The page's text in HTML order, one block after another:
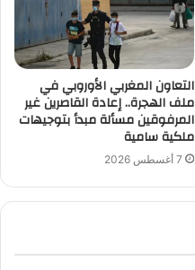
التعاون المغربي الأوروبي في
ملف الهجرة.. إعادة القاصرين غير
المرفوقين مسألة مبدأ بتوجيهات
ملكية سامية
7 أغسطس 2026